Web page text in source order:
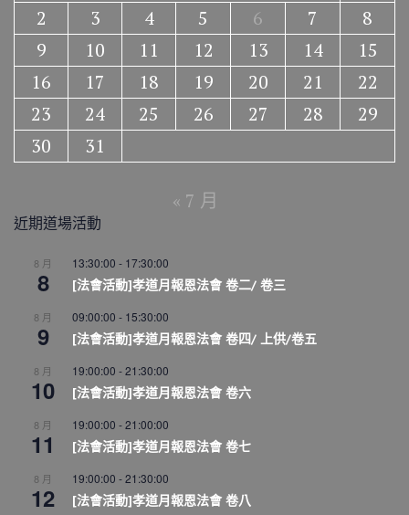
2
3 4 5 6 7
8
9
10 11 12 13 14
15
16
17 18 19 20 21
22
23
24 25 26 27 28
29
30
31
« 7 月
近期道場活動
8 月
8
13:30:00 - 17:30:00
[法會活動]孝道月報恩法會 卷二/ 卷三
8 月
9
09:00:00 - 15:30:00
[法會活動]孝道月報恩法會 卷四/ 上供/卷五
8 月
10
19:00:00 -21:30:00
[法會活動]孝道月報恩法會 卷六
8 月
11
19:00:00 -21:00:00
[法會活動]孝道月報恩法會 卷七
8 月
12
19:00:00 -21:30:00
[法會活動]孝道月報恩法會 卷八